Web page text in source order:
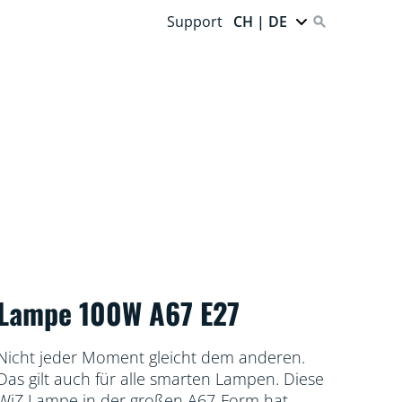
Support CH | DE
100W A67 E27
jeder Moment gleicht dem anderen.
gilt auch für alle smarten Lampen. Diese